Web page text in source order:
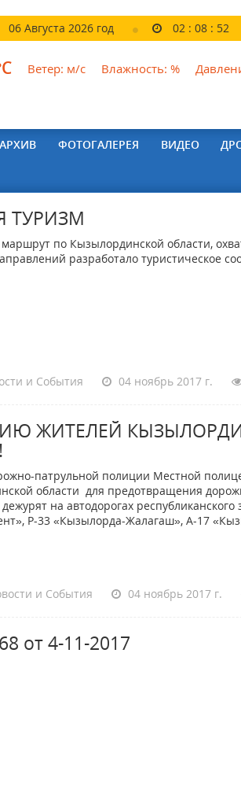
06 Августа 2026 год 02 : 08 : 53
Ветер: м/с Влажность: %
АРХИВ ФОТОГАЛЕРЕЯ ВИДЕО
ТУРИЗМ
маршрут по Кызылординской области,
разработало туристическое
и События 04 ноябрь 2017 г.
ЖИТЕЛЕЙ
патрульной полиции Местной
области для предотвращения
на автодорогах
Р-33 «Кызылорда-Жалагаш», А-17
и События 04 ноябрь 2017 г.
от 4-11-2017